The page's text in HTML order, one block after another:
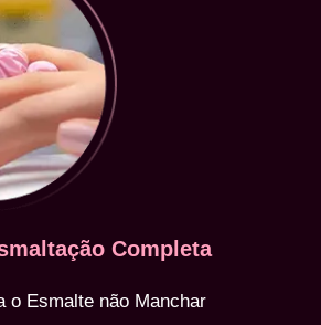
Completa
o Esmalte não Manchar